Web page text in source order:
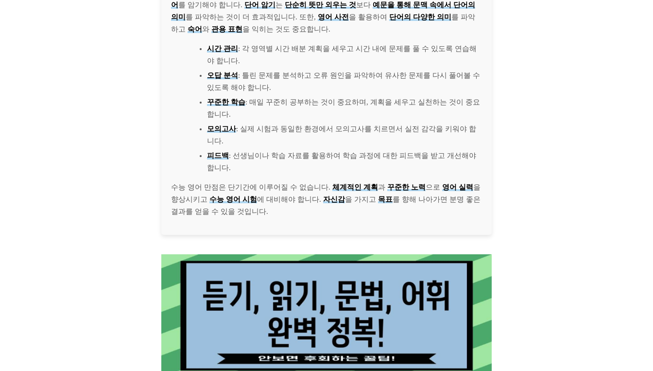
어를 암기해야 합니다. 단어 암기는 단순히 뜻만 외우는 것보다 예문을 통해 문맥 속에서 단어의
의미를 파악하는 것이 더 효과적입니다. 또한, 영어 사전을 활용하여 단어의 다양한 의미를 파악
하고 숙어와 관용 표현을 익히는 것도 중요합니다.
시간 관리: 각 영역별 시간 배분 계획을 세우고 시간 내에 문제를 풀 수 있도록 연습해
야 합니다.
오답 분석: 틀린 문제를 분석하고 오류 원인을 파악하여 유사한 문제를 다시 풀어볼 수
있도록 해야 합니다.
꾸준한 학습: 매일 꾸준히 공부하는 것이 중요하며, 계획을 세우고 실천하는 것이 중요
합니다.
모의고사: 실제 시험과 동일한 환경에서 모의고사를 치르면서 실전 감각을 키워야 합
니다.
피드백: 선생님이나 학습 자료를 활용하여 학습 과정에 대한 피드백을 받고 개선해야
합니다.
수능 영어 만점은 단기간에 이루어질 수 없습니다. 체계적인 계획과 꾸준한 노력으로 영어 실력을
향상시키고 수능 영어 시험에 대비해야 합니다. 자신감을 가지고 목표를 향해 나아가면 분명 좋은
결과를 얻을 수 있을 것입니다.